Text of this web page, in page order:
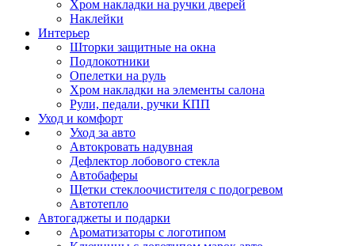
Хром накладки на ручки дверей
Наклейки
Интерьер
Шторки защитные на окна
Подлокотники
Опелетки на руль
Хром накладки на элементы салона
Рули, педали, ручки КПП
Уход и комфорт
Уход за авто
Автокровать надувная
Дефлектор лобового стекла
Автобаферы
Щетки стеклоочистителя с подогревом
Автотепло
Автогаджеты и подарки
Ароматизаторы с логотипом